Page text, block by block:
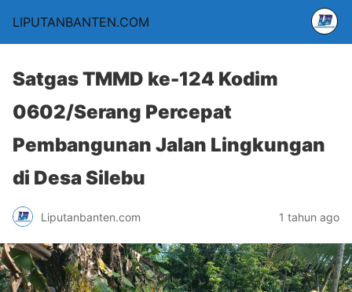
LIPUTANBANTEN.COM
Satgas TMMD ke-124 Kodim
0602/Serang Percepat
Pembangunan Jalan Lingkungan
di Desa Silebu
Liputanbanten.com 1 tahun ago